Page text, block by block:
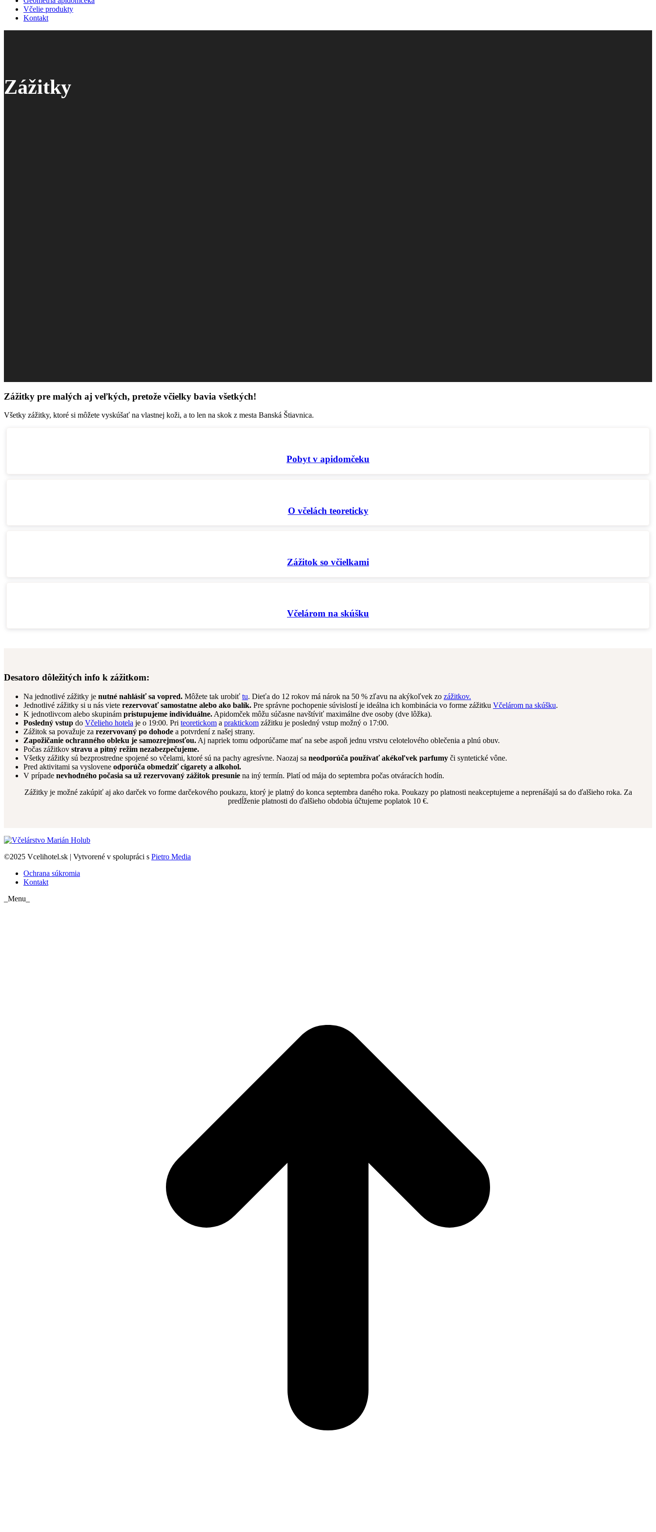
Včelie produkty
Kontakt
Zážitky
Zážitky pre malých aj veľkých, pretože včielky bavia všetkých!
Všetky zážitky, ktoré si môžete vyskúšať na vlastnej koži, a to len na skok z mesta Banská Štiavnica.
Pobyt v apidomčeku
O včelách teoreticky
Zážitok so včielkami
Včelárom na skúšku
Desatoro dôležitých info k zážitkom:
Na jednotlivé zážitky je nutné nahlásiť sa vopred. Môžete tak urobiť tu. Dieťa do 12 rokov má nárok na 50 % zľavu na akýkoľvek zo zážitkov.
Jednotlivé zážitky si u nás viete rezervovať samostatne alebo ako balík. Pre správne pochopenie súvislostí je ideálna ich kombinácia vo forme zážitku Včelárom na skúšku.
K jednotlivcom alebo skupinám pristupujeme individuálne. Apidomček môžu súčasne navštíviť maximálne dve osoby (dve lôžka).
Posledný vstup do Včelieho hotela je o 19:00. Pri teoretickom a praktickom zážitku je posledný vstup možný o 17:00.
Zážitok sa považuje za rezervovaný po dohode a potvrdení z našej strany.
Zapožičanie ochranného obleku je samozrejmosťou. Aj napriek tomu odporúčame mať na sebe aspoň jednu vrstvu celotelového oblečenia a plnú obuv.
Počas zážitkov stravu a pitný režim nezabezpečujeme.
Všetky zážitky sú bezprostredne spojené so včelami, ktoré sú na pachy agresívne. Naozaj sa neodporúča používať akékoľvek parfumy či syntetické vône.
Pred aktivitami sa vyslovene odporúča obmedziť cigarety a alkohol.
V prípade nevhodného počasia sa už rezervovaný zážitok presunie na iný termín. Platí od mája do septembra počas otváracích hodín.
Zážitky je možné zakúpiť aj ako darček vo forme darčekového poukazu, ktorý je platný do konca septembra daného roka. Poukazy po platnosti neakceptujeme a neprenášajú sa do ďalšieho roka. Za
predĺženie platnosti do ďalšieho obdobia účtujeme poplatok 10 €.
©2025 Vcelihotel.sk | Vytvorené v spolupráci s Pietro Media
Ochrana súkromia
Kontakt
_Menu_